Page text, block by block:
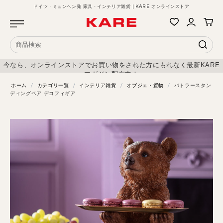
ドイツ・ミュンヘン発 家具・インテリア雑貨 | KARE オンラインストア
今なら、オンラインストアでお買い物をされた方にもれなく最新KARE
マガジン配布中！
ホーム / カテゴリ一覧 / インテリア雑貨 / オブジェ・置物 /
バトラースタン
ディングベア デコフィギア